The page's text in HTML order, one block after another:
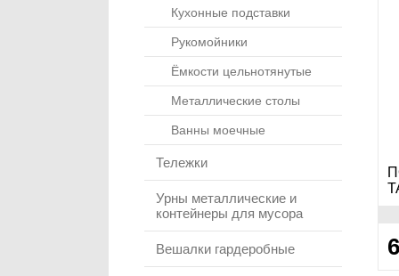
Кухонные подставки
Рукомойники
Ёмкости цельнотянутые
Металлические столы
Ванны моечные
Тележки
Урны металлические и
контейнеры для мусора
Вешалки гардеробные